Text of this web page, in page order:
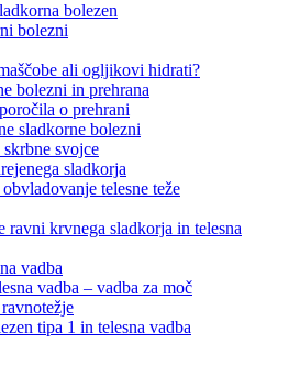
bolezen
bolezni
ali ogljikovi hidrati?
bolezni in prehrana
o prehrani
sladkorne bolezni
svojce
sladkorja
telesne teže
ravni krvnega sladkorja in telesna
vadba
vadba – vadba za moč
tipa 1 in telesna vadba